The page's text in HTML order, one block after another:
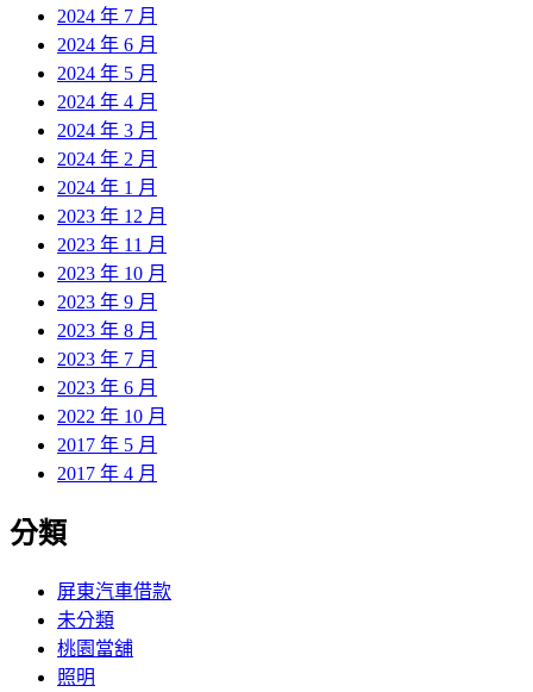
2024 年 7 月
2024 年 6 月
2024 年 5 月
2024 年 4 月
2024 年 3 月
2024 年 2 月
2024 年 1 月
2023 年 12 月
2023 年 11 月
2023 年 10 月
2023 年 9 月
2023 年 8 月
2023 年 7 月
2023 年 6 月
2022 年 10 月
2017 年 5 月
2017 年 4 月
分類
屏東汽車借款
未分類
桃園當舖
照明